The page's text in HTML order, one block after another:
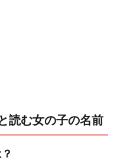
読む女の子の名前